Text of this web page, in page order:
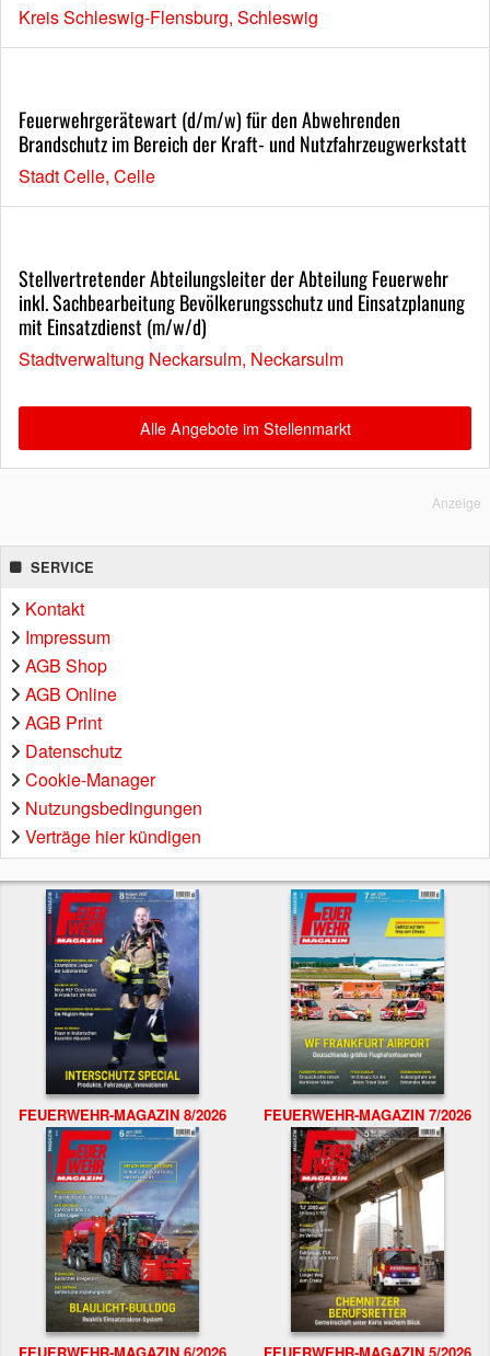
Kreis Schleswig-Flensburg, Schleswig
Feuerwehrgerätewart (d/m/w) für den Abwehrenden
Brandschutz im Bereich der Kraft- und Nutzfahrzeugwerkstatt
Stadt Celle, Celle
Stellvertretender Abteilungsleiter der Abteilung Feuerwehr
inkl. Sachbearbeitung Bevölkerungsschutz und Einsatzplanung
mit Einsatzdienst (m/w/d)
Stadtverwaltung Neckarsulm, Neckarsulm
Alle Angebote im Stellenmarkt
Anzeige
SERVICE
Kontakt
Impressum
AGB Shop
AGB Online
AGB Print
Datenschutz
Cookie-Manager
Nutzungsbedingungen
Verträge hier kündigen
FEUERWEHR-MAGAZIN 8/2026 FEUERWEHR-MAGAZIN 7/2026